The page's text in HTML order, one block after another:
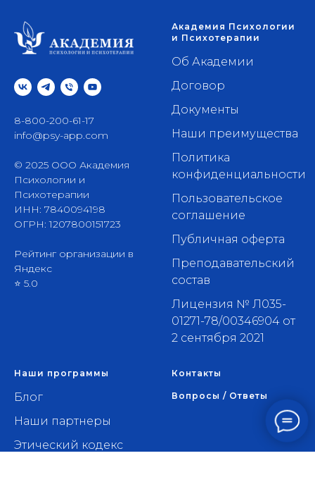
8-800-200-61-17
info@psy-app.com
© 2025 ООО Академия
Психологии и
Психотерапии
ИНН: 7840094198
ОГРН: 1207800151723
Рейтинг организации в
Яндекс
⭐ 5.0
Академия Психологии
и Психотерапии
Об Академии
Договор
Документы
Наши преимущества
Политика
конфиденциальности
Пользовательское
соглашение
Публичная оферта
Преподавательский
состав
Лицензия № Л035-
01271-78/00346904 от
2 сентября 2021
Наши программы
Блог
Наши партнеры
Этический кодекс
Контакты
Вопросы / Ответы